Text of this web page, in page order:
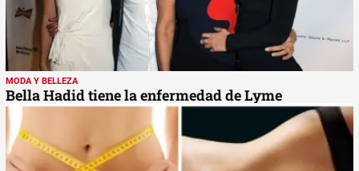
MODA Y BELLEZA
Bella Hadid tiene la enfermedad de Lyme